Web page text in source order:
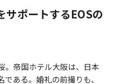
サポートするEOSの
。帝国ホテル大阪は、日本
ある。婚礼の前撮りも、